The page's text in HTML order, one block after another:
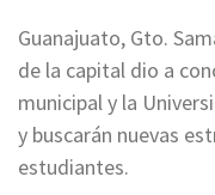
Guanajuato, Gto.
de la capital dio a
municipal y la
y buscarán nuevas
estudiantes.